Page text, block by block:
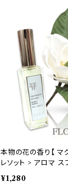
本物の花の香り【 マ
レソット > アロマ
父 誕生 日 フレグラ
国産 消臭 除菌 寝具
¥1,280